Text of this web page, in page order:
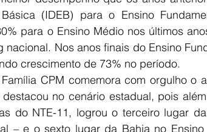
(IDEB) para o Ensino
para o Ensino Médio nos últimos
nacional. Nos anos finais do Ensino
crescimento de 73% no período.
CPM comemora com orgulho o
no cenário estadual, pois
do NTE-11, logrou o terceiro lugar
– e o sexto lugar da Bahia no